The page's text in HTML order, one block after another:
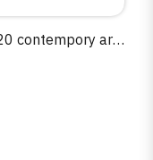
contempory art